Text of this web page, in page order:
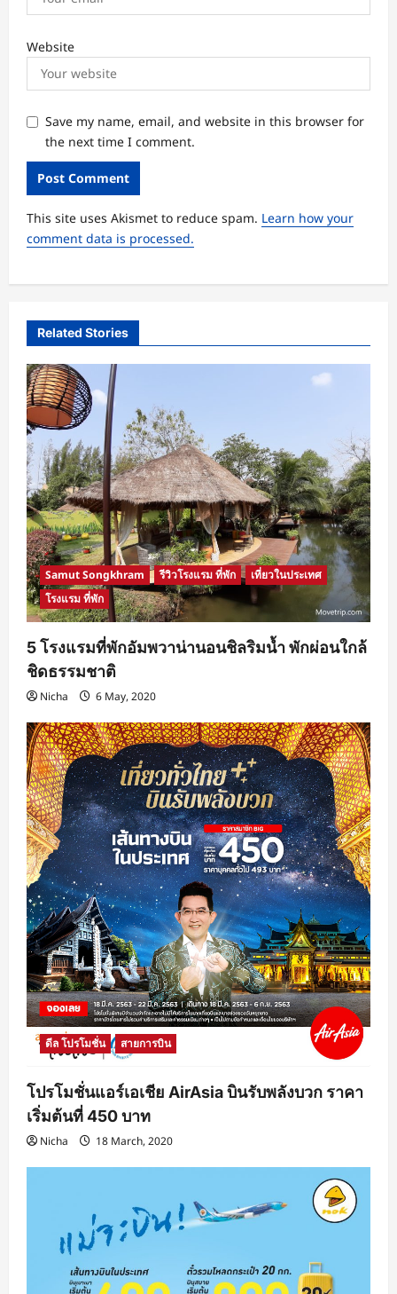
Website
Save my name, email, and website in this browser for
the next time I comment.
This site uses Akismet to reduce spam. Learn how your
comment data is processed.
Related Stories
Samut Songkhram รีวิวโรงแรม ที่พัก
เที่ยวในประเทศ
โรงแรม ที่พัก
5 โรงแรมที่พักอัมพวาน่านอนชิลริมน้ำ พักผ่อนใกล้
ชิดธรรมชาติ
Nicha 6 May, 2020
ดีล โปรโมชั่น สายการบิน
โปรโมชั่นแอร์เอเชีย AirAsia บินรับพลังบวก ราคา
เริ่มต้นที่ 450 บาท
Nicha 18 March, 2020